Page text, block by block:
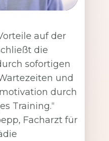
auf der
die
sofortigen
und
durch
Training.“
Facharzt für